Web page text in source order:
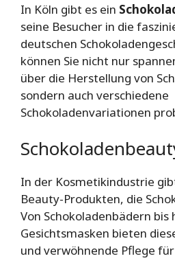
In Köln gibt es ein
seine Besucher in die
deutschen
können Sie nicht nur
über die Herstellung von
sondern auch verschiedene
Schokoladenvariationen
In der Kosmetikindustrie
Beauty-Produkten, die
Von Schokoladenbädern bis
Gesichtsmasken bieten
und verwöhnende Pflege